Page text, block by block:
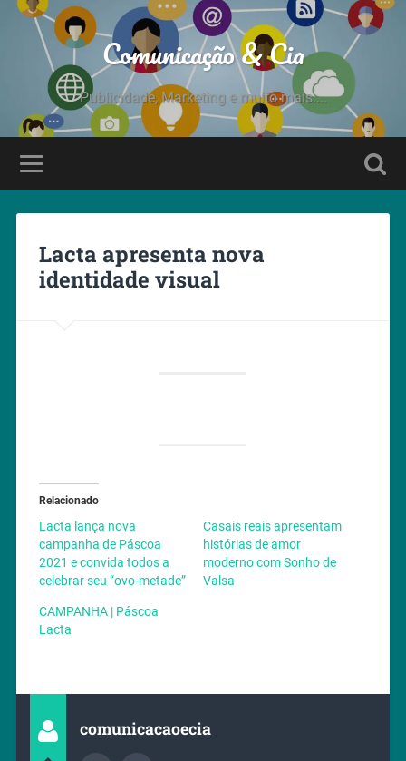
Comunicação & Cia
Publicidade, Marketing e muito mais....
Lacta apresenta nova
identidade visual
Relacionado
Lacta lança nova
campanha de Páscoa
2021 e convida todos a
celebrar seu “ovo-metade”
Casais reais apresentam
histórias de amor
moderno com Sonho de
Valsa
CAMPANHA | Páscoa
Lacta
comunicacaoecia